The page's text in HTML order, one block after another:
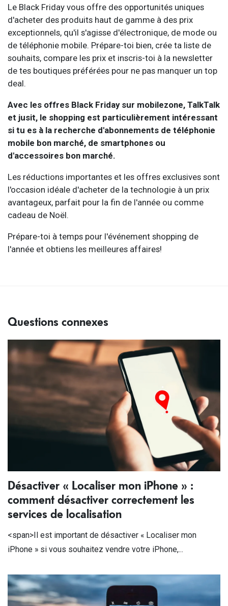
Le Black Friday vous offre des opportunités uniques
d'acheter des produits haut de gamme à des prix
exceptionnels, qu'il s'agisse d'électronique, de mode ou
de téléphonie mobile. Prépare-toi bien, crée ta liste de
souhaits, compare les prix et inscris-toi à la newsletter
de tes boutiques préférées pour ne pas manquer un top
deal.
Avec les offres Black Friday sur mobilezone, TalkTalk
et jusit, le shopping est particulièrement intéressant
si tu es à la recherche d'abonnements de téléphonie
mobile bon marché, de smartphones ou
d'accessoires bon marché.
Les réductions importantes et les offres exclusives sont
l'occasion idéale d'acheter de la technologie à un prix
avantageux, parfait pour la fin de l'année ou comme
cadeau de Noël.
Prépare-toi à temps pour l'événement shopping de
l'année et obtiens les meilleures affaires!
Questions connexes
Désactiver « Localiser mon iPhone » :
comment désactiver correctement les
services de localisation
<span>Il est important de désactiver « Localiser mon
iPhone » si vous souhaitez vendre votre iPhone,...